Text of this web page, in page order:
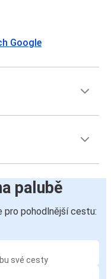
Google
palubě
pro pohodlnější cestu:
své cesty